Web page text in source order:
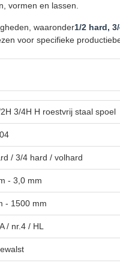
vormen en lassen.
waaronder1/2 hard,
voor specifieke
3/4H H roestvrij staal spoel
/ 3/4 hard / volhard
- 3,0 mm
- 1500 mm
/ nr.4 / HL